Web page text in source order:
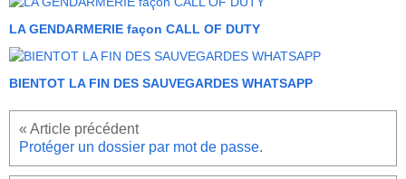
LA GENDARMERIE façon CALL OF DUTY
BIENTOT LA FIN DES SAUVEGARDES WHATSAPP
Protéger un dossier par mot de passe.